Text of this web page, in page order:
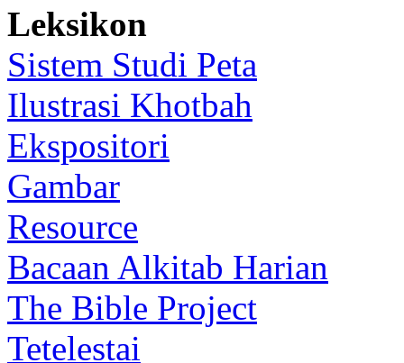
Leksikon
Sistem Studi Peta
Ilustrasi Khotbah
Ekspositori
Gambar
Resource
Bacaan Alkitab Harian
The Bible Project
Tetelestai